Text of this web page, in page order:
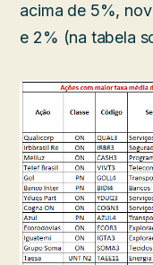
acima de 5%,
e 2% (na tabela